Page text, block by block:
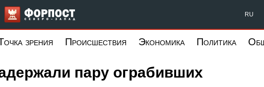
Форпост Северо-Запад RU
зрения Происшествия Экономика Политика
пару ограбивших